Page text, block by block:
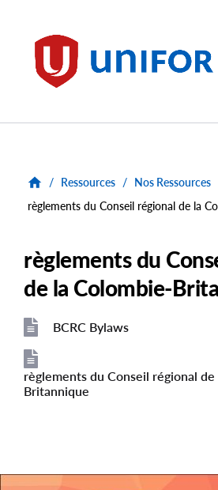
Unifor
/ Ressources / Nos Ressources
règlements du Conseil régional de la
règlements du
de la Colombie-
File
File
BCRC Bylaws
File
règlements du Conseil régional
Britannique